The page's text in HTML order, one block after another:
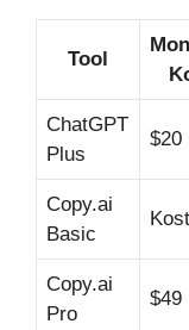
Tool
ChatGPT
Plus
$20
Copy.ai
Basic
Copy.ai
Pro
$49